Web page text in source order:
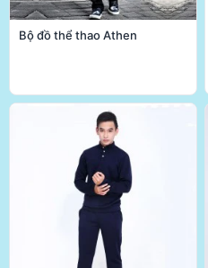
Bộ đồ thể thao Athen